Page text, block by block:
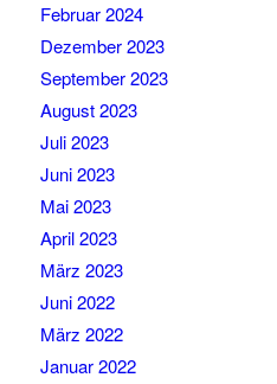
Februar 2024
Dezember 2023
September 2023
August 2023
Juli 2023
Juni 2023
Mai 2023
April 2023
März 2023
Juni 2022
März 2022
Januar 2022